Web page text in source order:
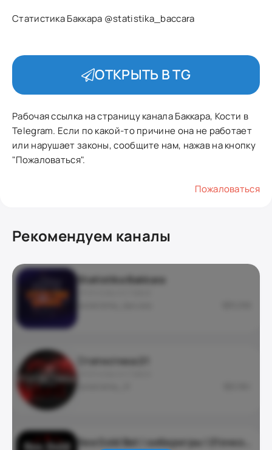
Статистика Баккара @statistika_baccara
ОТКРЫТЬ В TG
Рабочая ссылка на страницу канала Баккара, Кости в
Telegram. Если по какой-то причине она не работает
или нарушает законы, сообщите нам, нажав на кнопку
"Пожаловаться".
Пожаловаться
Рекомендуем каналы
Statistika Bakkara
Статистика 21